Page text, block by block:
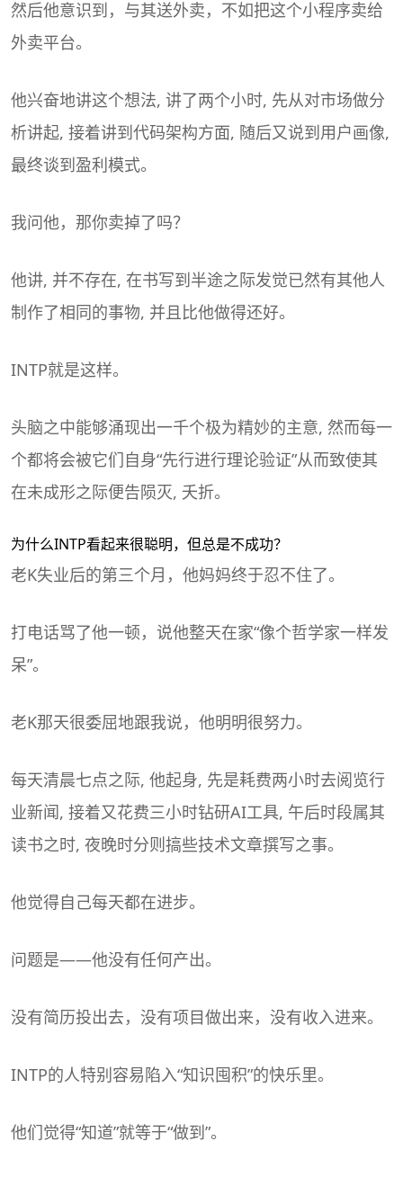
然后他意识到，与其送外卖，不如把这个小程序卖给
外卖平台。
他兴奋地讲这个想法, 讲了两个小时, 先从对市场做分
析讲起, 接着讲到代码架构方面, 随后又说到用户画像,
最终谈到盈利模式。
我问他，那你卖掉了吗？
他讲, 并不存在, 在书写到半途之际发觉已然有其他人
制作了相同的事物, 并且比他做得还好。
INTP就是这样。
头脑之中能够涌现出一千个极为精妙的主意, 然而每一
个都将会被它们自身“先行进行理论验证”从而致使其
在未成形之际便告陨灭, 夭折。
为什么INTP看起来很聪明，但总是不成功？
老K失业后的第三个月，他妈妈终于忍不住了。
打电话骂了他一顿，说他整天在家“像个哲学家一样发
呆”。
老K那天很委屈地跟我说，他明明很努力。
每天清晨七点之际, 他起身, 先是耗费两小时去阅览行
业新闻, 接着又花费三小时钻研AI工具, 午后时段属其
读书之时, 夜晚时分则搞些技术文章撰写之事。
他觉得自己每天都在进步。
问题是——他没有任何产出。
没有简历投出去，没有项目做出来，没有收入进来。
INTP的人特别容易陷入“知识囤积”的快乐里。
他们觉得“知道”就等于“做到”。